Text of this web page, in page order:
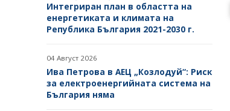
Интегриран план в областта на
енергетиката и климата на
Република България 2021-2030 г.
04 Август 2026
Ива Петрова в АЕЦ „Козлодуй“: Риск
за електроенергийната система на
България няма